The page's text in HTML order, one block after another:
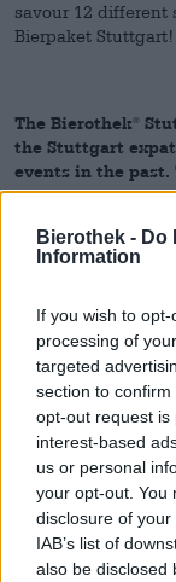
Bierothek - Do
Information
If you wish to
processing of
targeted
section to
opt-out request is
interest-based
us or personal
your opt-out. You
disclosure of
IAB’s list of
also be disclosed
savour 12 different
Bierpaket
The Bierothek ®
the Stuttgart
events in the past.
language guests
offered as well as
Seis
tienda
INGLÉS
Revista Bierothek®:
Sebastian:
"En
de Cigar City
puedes
conmigo;) Un